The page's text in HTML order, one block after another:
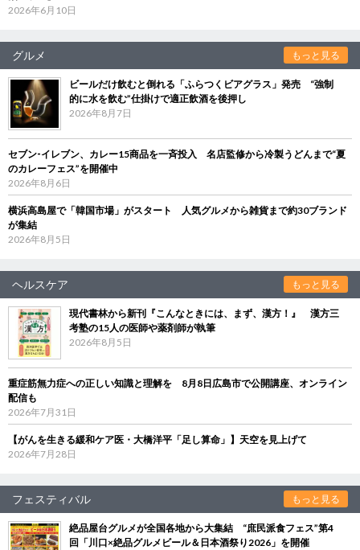
2026年6月10日
グルメ もっと見る
ビールだけ飲むと倒れる「ふらつくビアグラス」発売 “強制
的に水を飲む”仕掛けで適正飲酒を後押し
2026年8月7日
セブン‐イレブン、カレー15商品を一斉投入 名店監修から冷製うどんまで“夏
のカレーフェス”を開催中
2026年8月6日
横浜高島屋で「韓国市場」がスタート 人気グルメから雑貨まで約30ブランド
が集結
2026年8月5日
ヘルスケア もっと見る
現代書林から新刊『こんなときには、まず、漢方！』 漢方三
考塾の15人の医師や薬剤師が執筆
2026年8月5日
重症筋無力症への正しい知識と理解を 8月8日広島市で公開講座、オンライン
配信も
2026年7月31日
【がんを生きる緩和ケア医・大橋洋平「足し算命」】天空を見上げて
2026年7月28日
フェスティバル もっと見る
絶品屋台グルメが全国各地から大集結 “庶民派食フェス”第4
回「川口×絶品グルメビール＆日本酒祭り2026」を開催